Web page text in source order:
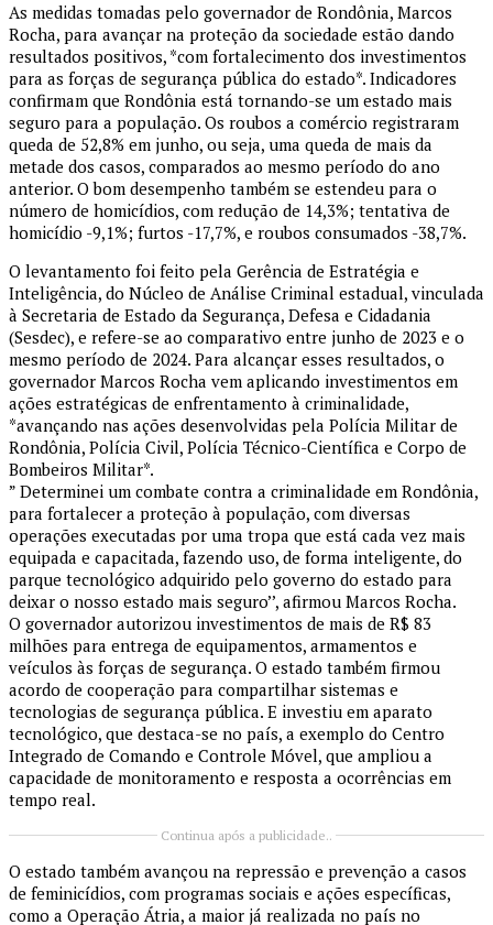
As medidas tomadas pelo governador de Rondônia, Marcos
Rocha, para avançar na proteção da sociedade estão dando
resultados positivos, *com fortalecimento dos investimentos
para as forças de segurança pública do estado*. Indicadores
confirmam que Rondônia está tornando-se um estado mais
seguro para a população. Os roubos a comércio registraram
queda de 52,8% em junho, ou seja, uma queda de mais da
metade dos casos, comparados ao mesmo período do ano
anterior. O bom desempenho também se estendeu para o
número de homicídios, com redução de 14,3%; tentativa de
homicídio -9,1%; furtos -17,7%, e roubos consumados -38,7%.
O levantamento foi feito pela Gerência de Estratégia e
Inteligência, do Núcleo de Análise Criminal estadual, vinculada
à Secretaria de Estado da Segurança, Defesa e Cidadania
(Sesdec), e refere-se ao comparativo entre junho de 2023 e o
mesmo período de 2024. Para alcançar esses resultados, o
governador Marcos Rocha vem aplicando investimentos em
ações estratégicas de enfrentamento à criminalidade,
*avançando nas ações desenvolvidas pela Polícia Militar de
Rondônia, Polícia Civil, Polícia Técnico-Científica e Corpo de
Bombeiros Militar*.
” Determinei um combate contra a criminalidade em Rondônia,
para fortalecer a proteção à população, com diversas
operações executadas por uma tropa que está cada vez mais
equipada e capacitada, fazendo uso, de forma inteligente, do
parque tecnológico adquirido pelo governo do estado para
deixar o nosso estado mais seguro’’, afirmou Marcos Rocha.
O governador autorizou investimentos de mais de R$ 83
milhões para entrega de equipamentos, armamentos e
veículos às forças de segurança. O estado também firmou
acordo de cooperação para compartilhar sistemas e
tecnologias de segurança pública. E investiu em aparato
tecnológico, que destaca-se no país, a exemplo do Centro
Integrado de Comando e Controle Móvel, que ampliou a
capacidade de monitoramento e resposta a ocorrências em
tempo real.
Continua após a publicidade..
O estado também avançou na repressão e prevenção a casos
de feminicídios, com programas sociais e ações específicas,
como a Operação Átria, a maior já realizada no país no